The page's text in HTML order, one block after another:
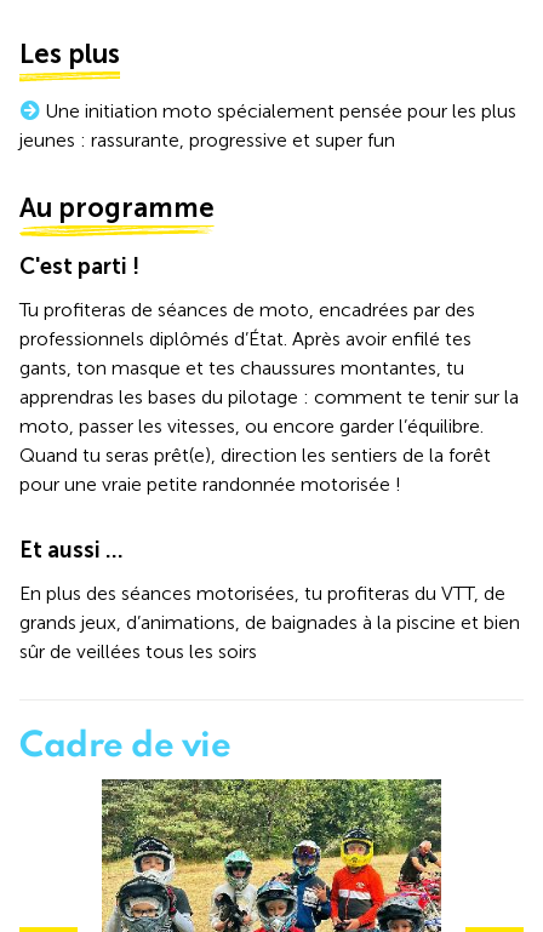
Les plus
Une initiation moto spécialement pensée pour les plus
jeunes : rassurante, progressive et super fun
Au programme
C'est parti !
Tu profiteras de séances de moto, encadrées par des
professionnels diplômés d’État. Après avoir enfilé tes
gants, ton masque et tes chaussures montantes, tu
apprendras les bases du pilotage : comment te tenir sur la
moto, passer les vitesses, ou encore garder l’équilibre.
Quand tu seras prêt(e), direction les sentiers de la forêt
pour une vraie petite randonnée motorisée !
Et aussi …
En plus des séances motorisées, tu profiteras du VTT, de
grands jeux, d’animations, de baignades à la piscine et bien
sûr de veillées tous les soirs
Cadre de vie